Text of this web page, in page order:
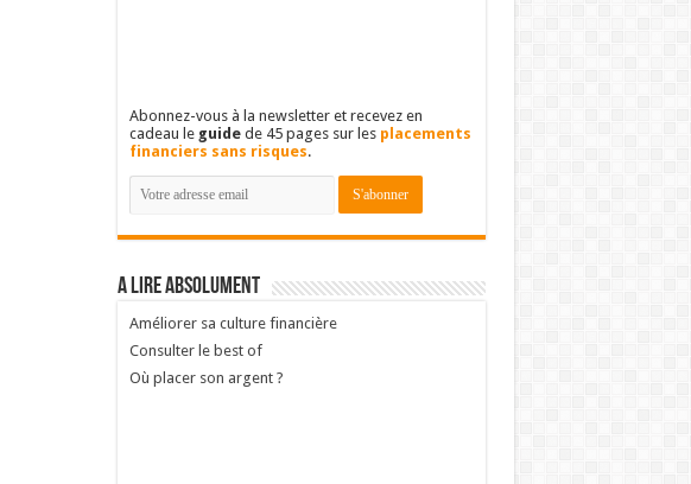
Abonnez-vous à la newsletter et recevez en
cadeau le guidede 45 pages sur les placements
financiers sans risques.
A lire absolument
Améliorer sa culture financière
Consulter le best of
Où placer son argent ?